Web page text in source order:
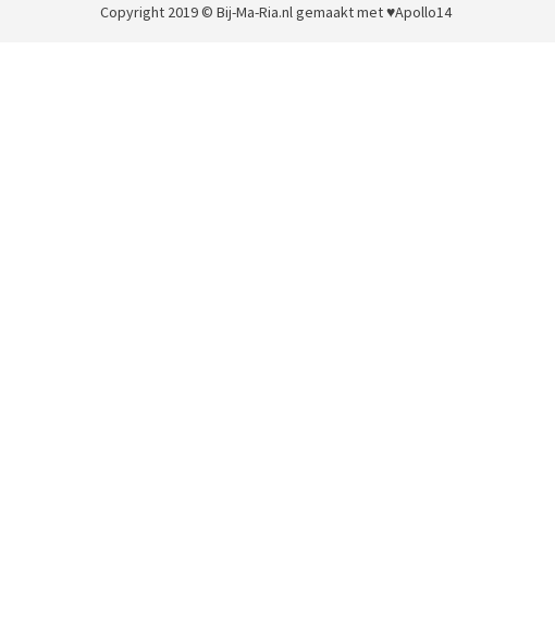
Copyright 2019 © Bij-Ma-Ria.nlgemaakt met ♥Apollo14